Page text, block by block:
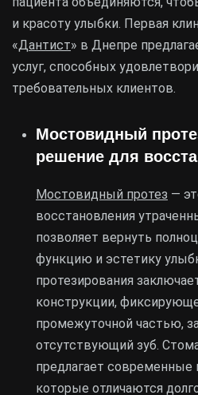
и красоту улыбки. Первая
«Дантист» в Днепре
услуг, способных
требовательных клиентов.
Мостовидный
решение для
Мостовидный протез —
восстановления
позволяет вернуть
функцию и эстетику
протезирования
конструкции,
промежуточной частью,
отсутствующий зуб.
предлагает
которые отличаются